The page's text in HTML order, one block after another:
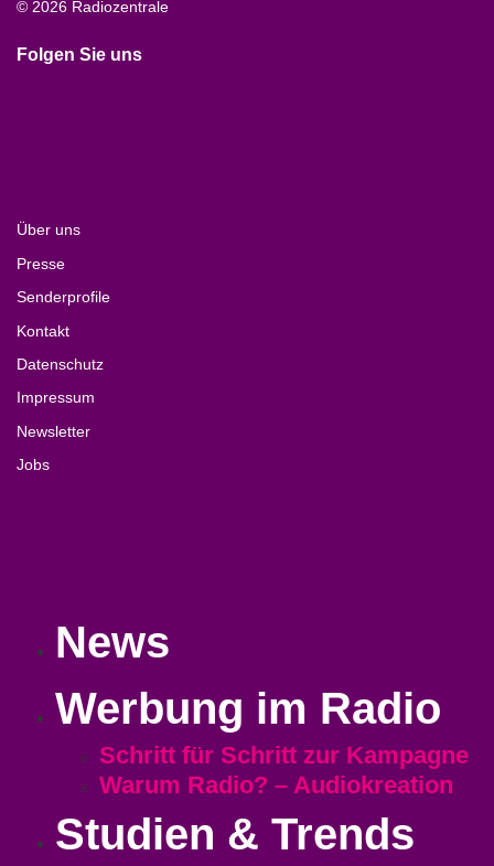
© 2026 Radiozentrale
Folgen Sie uns
Über uns
Presse
Senderprofile
Kontakt
Datenschutz
Impressum
Newsletter
Jobs
News
Werbung im Radio
Schritt für Schritt zur Kampagne
Warum Radio? – Audiokreation
Studien & Trends